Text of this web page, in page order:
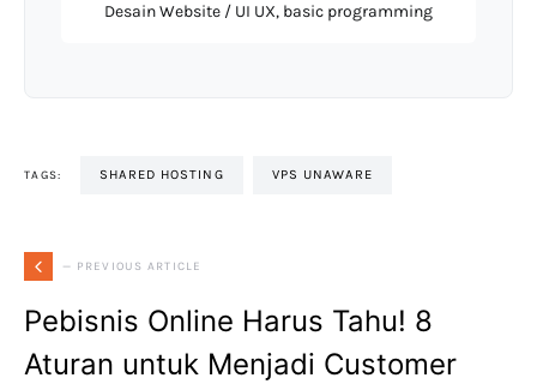
Desain Website / UI UX, basic programming
TAGS: SHARED HOSTING VPS UNAWARE
— PREVIOUS ARTICLE
Pebisnis Online Harus Tahu! 8
Aturan untuk Menjadi Customer